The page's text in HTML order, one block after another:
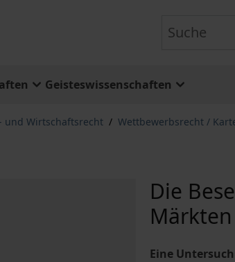
Geisteswissenschaften
und Wirtschaftsrecht / Wettbewerbsrecht /
Die
Märkten
Eine